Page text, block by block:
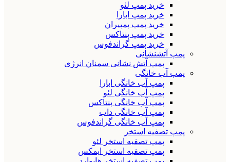
خرید پمپ لئو
خرید پمپ ابارا
خرید پمپ پمپیران
خرید پمپ پنتاکس
خرید پمپ گراندفوس
پمپ آتشنشانی
پمپ آتش نشانی سمنان انرژی
پمپ آب خانگی
پمپ آب خانگی ابارا
پمپ آب خانگی لئو
پمپ آب خانگی پنتاکس
پمپ آب خانگی داب
پمپ آب خانگی گراندفوس
پمپ تصفیه استخر
پمپ تصفیه استخر لئو
پمپ تصفیه استخر ایمکس